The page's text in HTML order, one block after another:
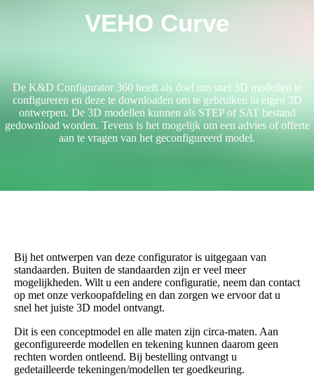
VEHO Curve
De K&D Configurator 360 heeft als doel om snel 3D modellen te
configureren en deze te downloaden om te gebruiken in eigen 3D
ontwerpen. De 3D modellen kunnen als STEP of SAT bestand
gedownload worden. Tevens is het mogelijk om een advies of offerte
aan te vragen van het geconfigureerd model.
Bij het ontwerpen van deze configurator is uitgegaan van
standaarden. Buiten de standaarden zijn er veel meer
mogelijkheden. Wilt u een andere configuratie, neem dan contact
op met onze verkoopafdeling en dan zorgen we ervoor dat u
snel het juiste 3D model ontvangt.
Dit is een conceptmodel en alle maten zijn circa-maten. Aan
geconfigureerde modellen en tekening kunnen daarom geen
rechten worden ontleend. Bij bestelling ontvangt u
gedetailleerde tekeningen/modellen ter goedkeuring.